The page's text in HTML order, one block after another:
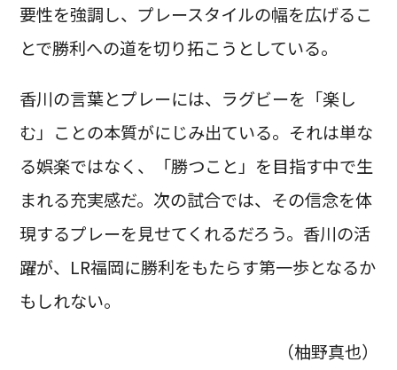
要性を強調し、プレースタイルの幅を広げるこ
とで勝利への道を切り拓こうとしている。
香川の言葉とプレーには、ラグビーを「楽し
む」ことの本質がにじみ出ている。それは単な
る娯楽ではなく、「勝つこと」を目指す中で生
まれる充実感だ。次の試合では、その信念を体
現するプレーを見せてくれるだろう。香川の活
躍が、LR福岡に勝利をもたらす第一歩となるか
もしれない。
（柚野真也）